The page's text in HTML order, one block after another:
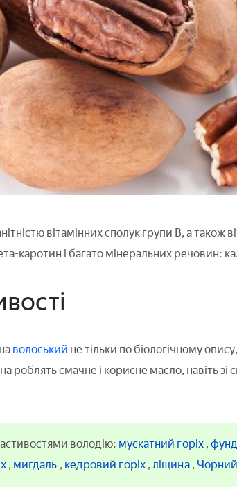
вітамінних сполук групи В, а також
каротин і багато мінеральних речовин:
волоський не тільки по біологічному
роблять смачне і корисне масло, навіть
володію: мускатний горіх ,
, мигдаль , кедровий горіх ,ліщина , Чорний